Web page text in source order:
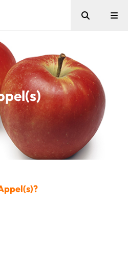
Zoeken